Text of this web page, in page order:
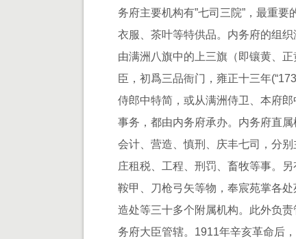
务府主要机构有”七司三院”，最重
衣服、茶叶等特供品。内务府的组
由满洲八旗中的上三旗（即镶黄、
臣，初爲三品衙门，雍正十三年
侍郎中特简，或从满洲侍卫、本府
事务，都由内务府承办。内务府直
会计、营造、慎刑、庆丰七司，分
庄租税、工程、刑罚、畜牧等事。
鞍甲、刀枪弓矢等物，奉宸苑掌各
造处等三十多个附属机构。此外负
务府大臣管辖。1911年辛亥革命后